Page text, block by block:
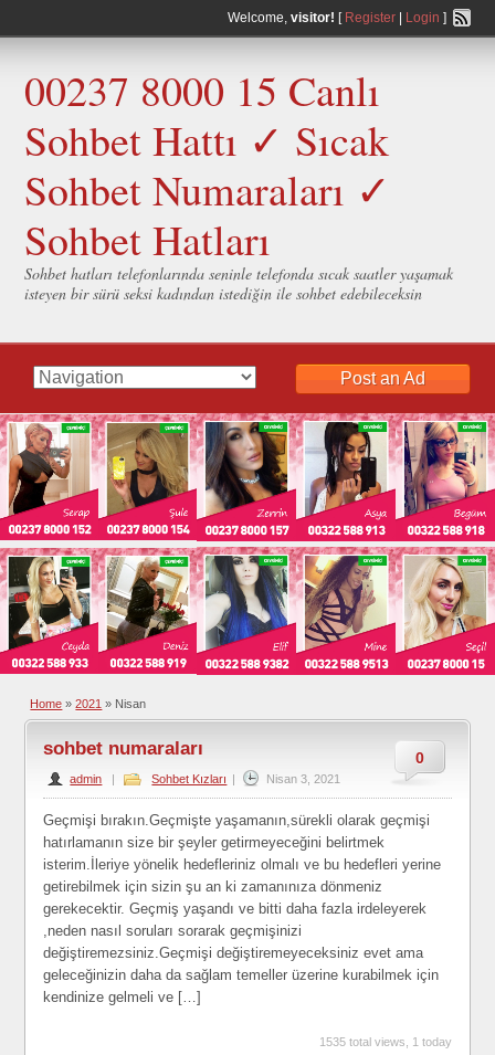
Welcome, visitor! [ Register| Login ]
00237 8000 15 Canlı
Sohbet Hattı ✓ Sıcak
Sohbet Numaraları ✓
Sohbet Hatları
Sohbet hatları telefonlarında seninle telefonda sıcak saatler yaşamak
isteyen bir sürü seksi kadından istediğin ile sohbet edebileceksin
Post an Ad
Home » 2021 » Nisan
0
sohbet numaraları
admin | Sohbet Kızları | Nisan 3, 2021
Geçmişi bırakın.Geçmişte yaşamanın,sürekli olarak geçmişi
hatırlamanın size bir şeyler getirmeyeceğini belirtmek
isterim.İleriye yönelik hedefleriniz olmalı ve bu hedefleri yerine
getirebilmek için sizin şu an ki zamanınıza dönmeniz
gerekecektir. Geçmiş yaşandı ve bitti daha fazla irdeleyerek
,neden nasıl soruları sorarak geçmişinizi
değiştiremezsiniz.Geçmişi değiştiremeyeceksiniz evet ama
geleceğinizin daha da sağlam temeller üzerine kurabilmek için
kendinize gelmeli ve […]
1535 total views, 1 today